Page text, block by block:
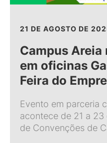
21 DE AGOSTO DE
Campus Areia
em oficinas
Feira do
Evento em parceria
acontece de 21 a
de Convenções de